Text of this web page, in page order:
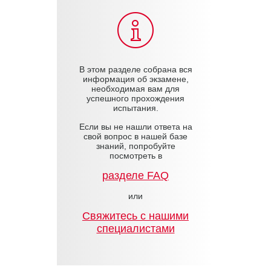
В этом разделе собрана вся
информация об экзамене,
необходимая вам для
успешного прохождения
испытания.
Если вы не нашли ответа на
свой вопрос в нашей базе
знаний, попробуйте
посмотреть в
разделе FAQ
или
Cвяжитесь с нашими
специалистами